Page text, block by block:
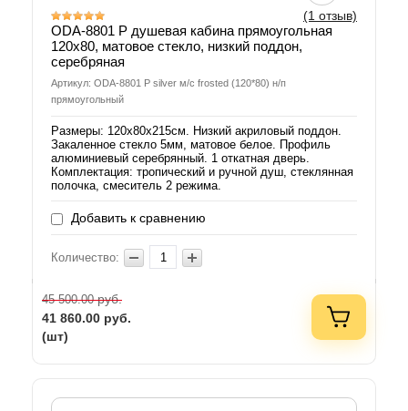
(1 отзыв)
ODA-8801 Р душевая кабина прямоугольная
120х80, матовое стекло, низкий поддон,
серебряная
Артикул: ODA-8801 Р silver м/с frosted (120*80) н/п
прямоугольный
Размеры: 120х80х215см. Низкий акриловый поддон.
Закаленное стекло 5мм, матовое белое. Профиль
алюминиевый серебрянный. 1 откатная дверь.
Комплектация: тропический и ручной душ, стеклянная
полочка, смеситель 2 режима.
Добавить к сравнению
Количество:
45 500.00руб.
41 860.00 руб.
(шт)